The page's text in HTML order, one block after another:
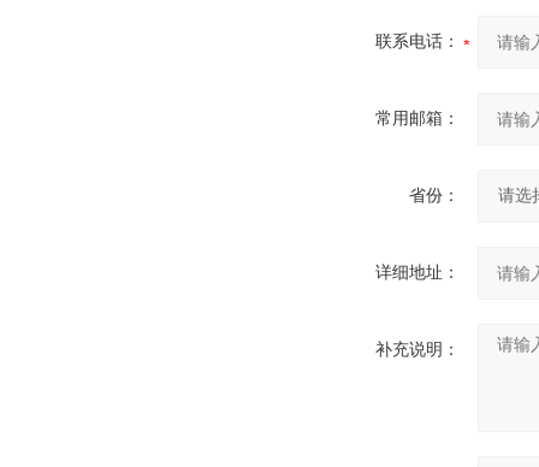
联系电话：
常用邮箱：
省份：
详细地址：
补充说明：